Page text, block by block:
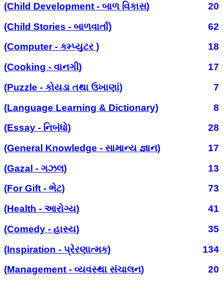
(Child Development - બાળ વિકાસ)
20
(Child Stories - બાળવાર્તા)
62
(Computer - કમ્પ્યુટર )
18
(Cooking - વાનગી)
17
(Puzzle - કોયડા તથા ઉખાણાં)
7
(Language Learning & Dictionary)
8
(Essay - નિબંધો)
28
(General Knowledge - સામાન્ય જ્ઞાન)
17
(Gazal - ગઝલ)
13
(For Gift - ભેટ)
73
(Health - આરોગ્ય)
41
(Comedy - હાસ્ય)
35
(Inspiration - પ્રેરણાત્મક)
134
(Management - વ્યવસ્થા સંચાલન)
20